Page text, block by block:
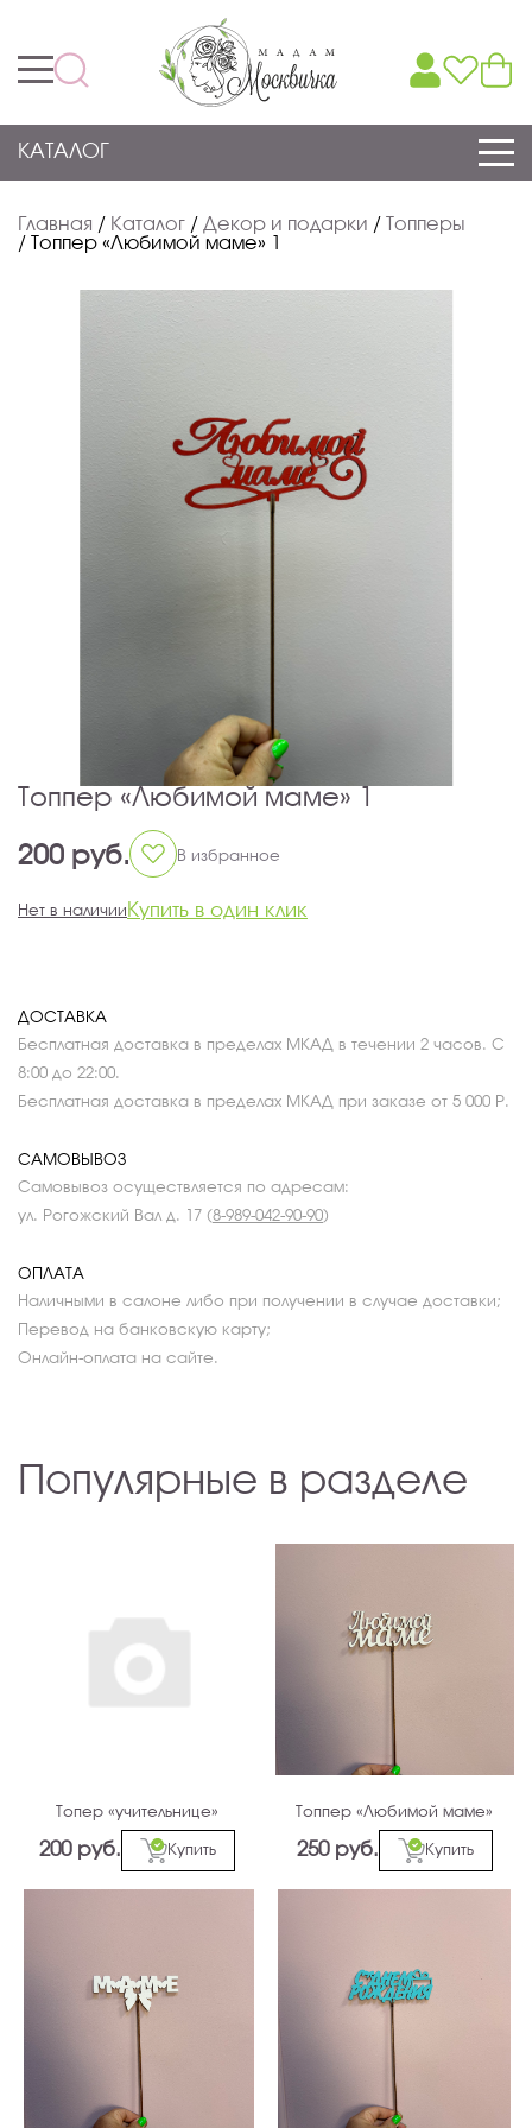
КАТАЛОГ
Главная / Каталог / Декор и подарки /
Топперы
/
Топпер «Любимой маме» 1
Топпер «Любимой маме» 1
200 руб. В избранное
Нет в наличии Купить в один клик
ДОСТАВКА
Бесплатная доставка в пределах МКАД в течении 2 часов. С
8:00 до 22:00.
Бесплатная доставка в пределах МКАД при заказе от 5 000 Р.
САМОВЫВОЗ
Самовывоз осуществляется по адресам:
ул. Рогожский Вал д. 17 (8-989-042-90-90)
ОПЛАТА
Наличными в салоне либо при получении в случае доставки;
Перевод на банковскую карту;
Онлайн-оплата на сайте.
Популярные в разделе
Топер «учительнице»
200 руб. Купить
Топпер «Любимой маме»
250 руб. Купить